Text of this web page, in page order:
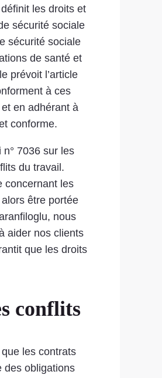
les droits et
sécurité sociale
sécurité sociale
de santé et
prévoit l’article
à ces
en adhérant à
conforme.
7036 sur les
du travail.
concernant les
être portée
nous
aider nos clients
que les droits
conflits
les contrats
des obligations